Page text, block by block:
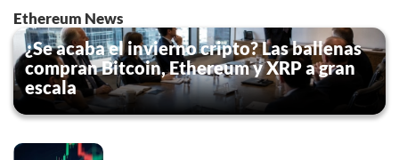
Ethereum News
¿Se acaba el invierno cripto? Las ballenas
compran Bitcoin, Ethereum y XRP a gran
escala